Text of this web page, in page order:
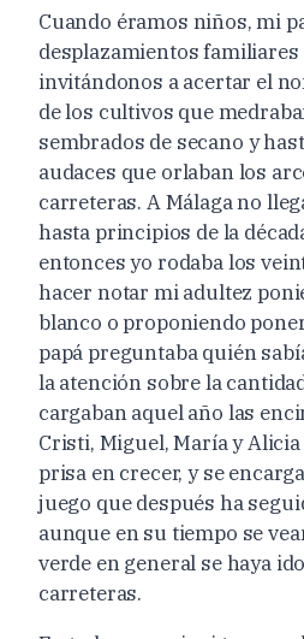
Cuando éramos niños, mi
desplazamientos familiares
invitándonos a acertar el
de los cultivos que
sembrados de secano y
audaces que orlaban los
carreteras. A Málaga no
hasta principios de la
entonces yo rodaba los
hacer notar mi adultez
blanco o proponiendo
papá preguntaba quién
la atención sobre la
cargaban aquel año las
Cristi, Miguel, María y
prisa en crecer, y se
juego que después ha
aunque en su tiempo se
verde en general se haya
carreteras.